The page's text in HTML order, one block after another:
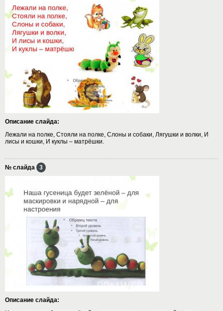
Описание слайда:
Лежали на полке, Стояли на полке, Слоны и собаки, Лягушки и волки, И
лисы и кошки, И куклы – матрёшки.
№ слайда 3
Описание слайда: